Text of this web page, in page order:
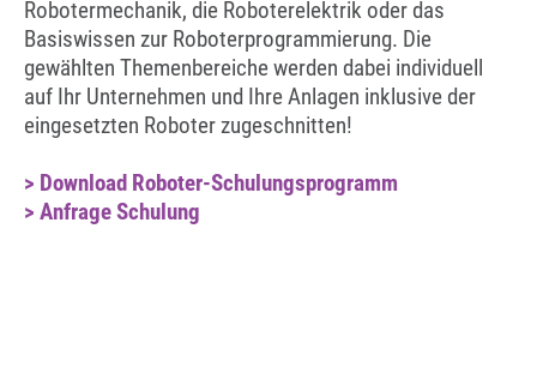
Robotermechanik, die Roboterelektrik oder das
Basiswissen zur Roboterprogrammierung. Die
gewählten Themenbereiche werden dabei individuell
auf Ihr Unternehmen und Ihre Anlagen inklusive der
eingesetzten Roboter zugeschnitten!
> Download Roboter-Schulungsprogramm
> Anfrage Schulung